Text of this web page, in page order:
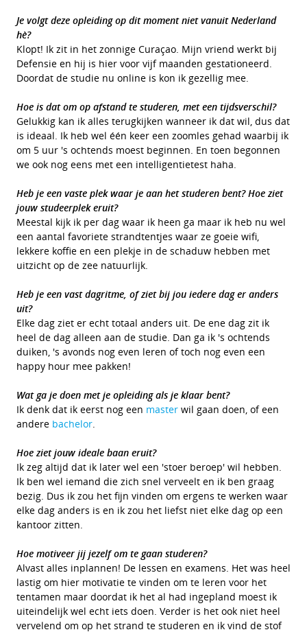
Je volgt deze opleiding op dit moment niet vanuit Nederland
hè?
Klopt! Ik zit in het zonnige Curaçao. Mijn vriend werkt bij
Defensie en hij is hier voor vijf maanden gestationeerd.
Doordat de studie nu online is kon ik gezellig mee.
Hoe is dat om op afstand te studeren, met een tijdsverschil?
Gelukkig kan ik alles terugkijken wanneer ik dat wil, dus dat
is ideaal. Ik heb wel één keer een zoomles gehad waarbij ik
om 5 uur 's ochtends moest beginnen. En toen begonnen
we ook nog eens met een intelligentietest haha.
Heb je een vaste plek waar je aan het studeren bent? Hoe ziet
jouw studeerplek eruit?
Meestal kijk ik per dag waar ik heen ga maar ik heb nu wel
een aantal favoriete strandtentjes waar ze goeie wifi,
lekkere koffie en een plekje in de schaduw hebben met
uitzicht op de zee natuurlijk.
Heb je een vast dagritme, of ziet bij jou iedere dag er anders
uit?
Elke dag ziet er echt totaal anders uit. De ene dag zit ik
heel de dag alleen aan de studie. Dan ga ik 's ochtends
duiken, 's avonds nog even leren of toch nog even een
happy hour mee pakken!
Wat ga je doen met je opleiding als je klaar bent?
Ik denk dat ik eerst nog een master wil gaan doen, of een
andere bachelor.
Hoe ziet jouw ideale baan eruit?
Ik zeg altijd dat ik later wel een 'stoer beroep' wil hebben.
Ik ben wel iemand die zich snel verveelt en ik ben graag
bezig. Dus ik zou het fijn vinden om ergens te werken waar
elke dag anders is en ik zou het liefst niet elke dag op een
kantoor zitten.
Hoe motiveer jij jezelf om te gaan studeren?
Alvast alles inplannen! De lessen en examens. Het was heel
lastig om hier motivatie te vinden om te leren voor het
tentamen maar doordat ik het al had ingepland moest ik
uiteindelijk wel echt iets doen. Verder is het ook niet heel
vervelend om op het strand te studeren en ik vind de stof